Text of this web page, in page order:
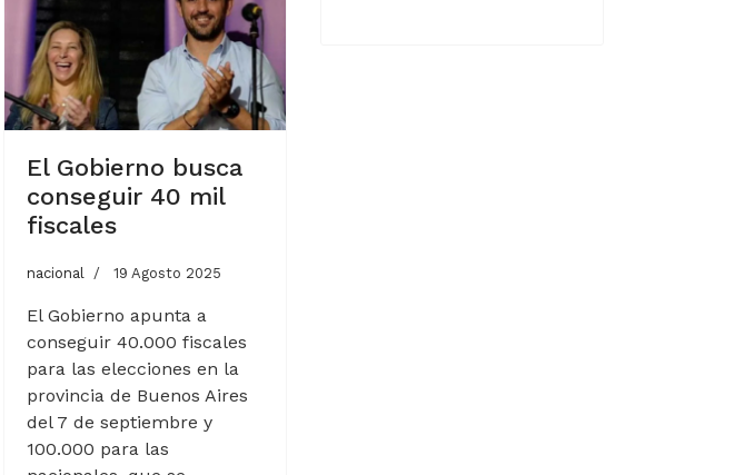
El Gobierno busca
conseguir 40 mil
fiscales
nacional 19 Agosto 2025
El Gobierno apunta a
conseguir 40.000 fiscales
para las elecciones en la
provincia de Buenos Aires
del 7 de septiembre y
100.000 para las